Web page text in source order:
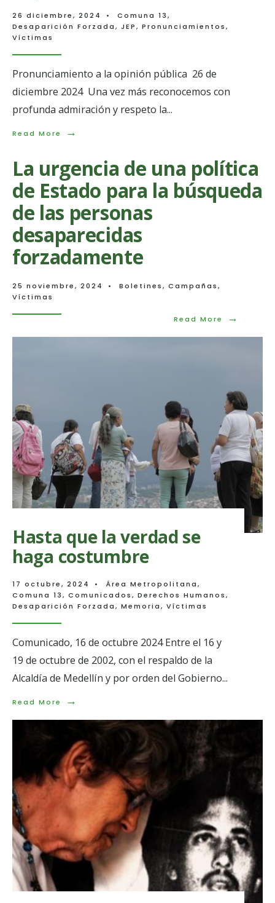
26 diciembre, 2024 • Comuna 13,
Desaparición Forzada, JEP, Pronunciamientos,
Víctimas
Pronunciamiento a la opinión pública 26 de
diciembre 2024 Una vez más reconocemos con
profunda admiración y respeto la...
Read More →
Read
las
buscadoras,
el
sol
que
renace
ante
la
impunidad
La urgencia de una política
de Estado para la búsqueda
de las personas
desaparecidas
forzadamente
25 noviembre, 2024 • Boletines, Campañas,
Víctimas
Read More →
Read
de
Estado
para
la
búsqueda
de
las
personas
Hasta que la verdad se
haga costumbre
17 octubre, 2024 • Área Metropolitana,
Comuna 13, Comunicados, Derechos Humanos,
Desaparición Forzada, Memoria, Víctimas
Comunicado, 16 de octubre 2024 Entre el 16 y
19 de octubre de 2002, con el respaldo de la
Alcaldía de Medellín y por orden del Gobierno...
Read More →
Read
verdad
se
haga
costumbre